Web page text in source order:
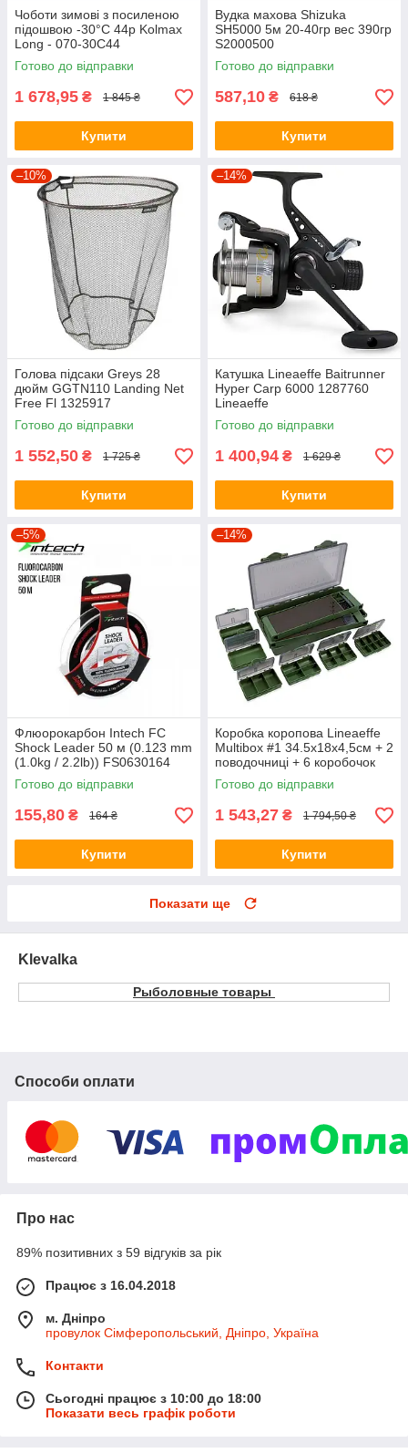
Чоботи зимові з посиленою
підошвою -30°C 44р Kolmax
Long - 070-30С44
Готово до відправки
1 678,95 ₴ 1 845 ₴
Купити
Вудка махова Shizuka
SH5000 5м 20-40гр вес 390гр
S2000500
Готово до відправки
587,10 ₴ 618 ₴
Купити
–10%
Голова підсаки Greys 28
дюйм GGTN110 Landing Net
Free Fl 1325917
Готово до відправки
1 552,50 ₴ 1 725 ₴
Купити
–14%
Катушка Lineaeffe Baitrunner
Hyper Carp 6000 1287760
Lineaeffe
Готово до відправки
1 400,94 ₴ 1 629 ₴
Купити
–5%
Флюорокарбон Intech FC
Shock Leader 50 м (0.123 mm
(1.0kg / 2.2lb)) FS0630164
Готово до відправки
155,80 ₴ 164 ₴
Купити
–14%
Коробка коропова Lineaeffe
Multibox #1 34.5х18х4,5см + 2
поводочниці + 6 коробочок
6631500
Готово до відправки
1 543,27 ₴ 1 794,50 ₴
Купити
Показати ще
Klevalka
Рыболовные товары
Способи оплати
Про нас
89% позитивних з 59 відгуків за рік
Працює з 16.04.2018
м. Дніпро
провулок Сімферопольський, Дніпро, Україна
Контакти
Сьогодні працює з 10:00 до 18:00
Показати весь графік роботи